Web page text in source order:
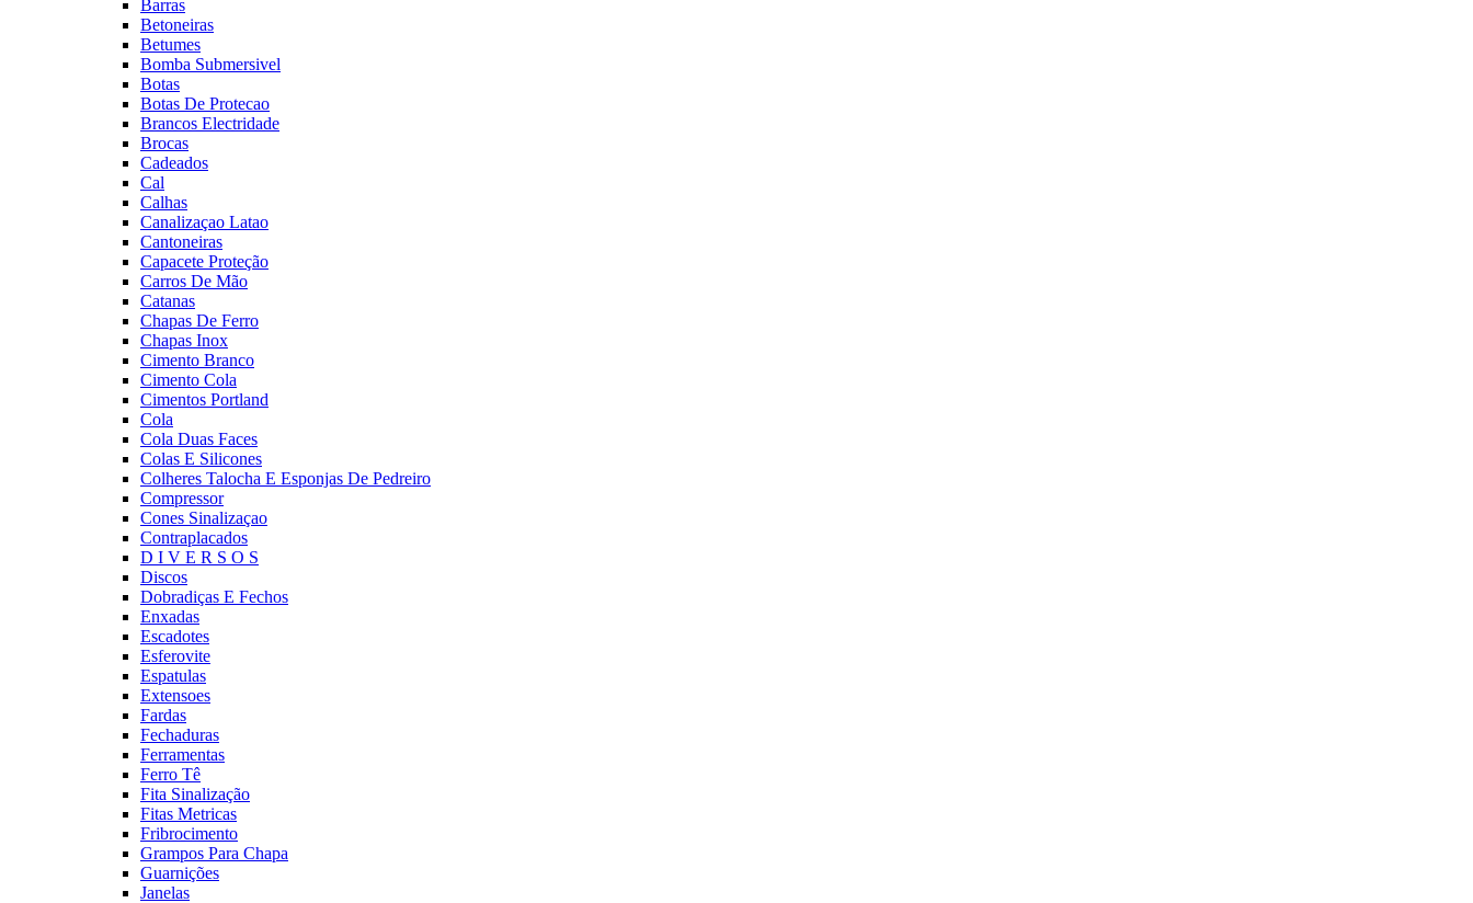
Barras
Betoneiras
Betumes
Bomba Submersivel
Botas
Botas De Protecao
Brancos Electridade
Brocas
Cadeados
Cal
Calhas
Canalizaçao Latao
Cantoneiras
Capacete Proteção
Carros De Mão
Catanas
Chapas De Ferro
Chapas Inox
Cimento Branco
Cimento Cola
Cimentos Portland
Cola
Cola Duas Faces
Colas E Silicones
Colheres Talocha E Esponjas De Pedreiro
Compressor
Cones Sinalizaçao
Contraplacados
D I V E R S O S
Discos
Dobradiças E Fechos
Enxadas
Escadotes
Esferovite
Espatulas
Extensoes
Fardas
Fechaduras
Ferramentas
Ferro Tê
Fita Sinalização
Fitas Metricas
Fribrocimento
Grampos Para Chapa
Guarnições
Janelas